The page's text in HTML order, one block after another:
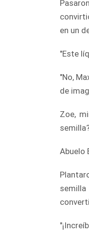
en un
"Este
"No,
de
Zoe,
Abuelo